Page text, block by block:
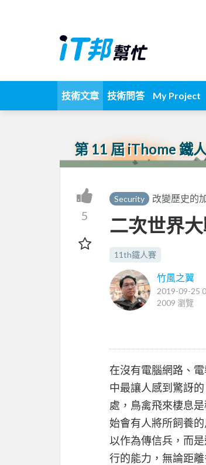
技術文章 技術問答 My Project
第 11 屆 iThome 鐵
5
Security 改變歷史的
二次世界
11th鐵人賽
竹風之翼
2019-09-25
2009 瀏覽
在沒有電腦網路、
中最讓人感到驚訝
處，鳥禽飛來棲息
始會有人將所飼養
以作為傳信兵，而
行的能力，無論距